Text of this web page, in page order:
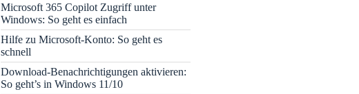
Microsoft 365 Copilot Zugriff unter
Windows: So geht es einfach
Hilfe zu Microsoft-Konto: So geht es
schnell
Download-Benachrichtigungen aktivieren:
So geht’s in Windows 11/10